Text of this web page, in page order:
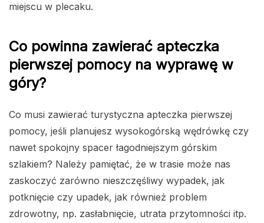
miejscu w plecaku.
Co powinna zawierać apteczka
pierwszej pomocy na wyprawę w
góry?
Co musi zawierać turystyczna apteczka pierwszej
pomocy, jeśli planujesz wysokogórską wędrówkę czy
nawet spokojny spacer łagodniejszym górskim
szlakiem? Należy pamiętać, że w trasie może nas
zaskoczyć zarówno nieszczęśliwy wypadek, jak
potknięcie czy upadek, jak również problem
zdrowotny, np. zasłabnięcie, utrata przytomności itp.